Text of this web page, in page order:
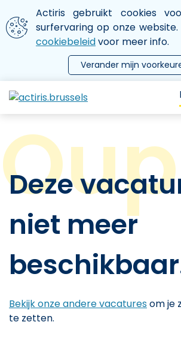
Aller au contenu principal
We gebruiken cookies
Actiris gebruikt cookies
surfervaring op onze
cookiebeleidvoor meer info.
Verander mijn
le menu
Deze
niet meer
Bekijk onze andere vacaturesom je
te zetten.